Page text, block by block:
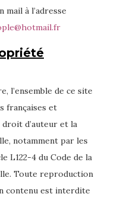
mail à l’adresse
l’ensemble de ce site
françaises et
d’auteur et la
notamment par les
L122-4 du Code de la
Toute reproduction
contenu est interdite